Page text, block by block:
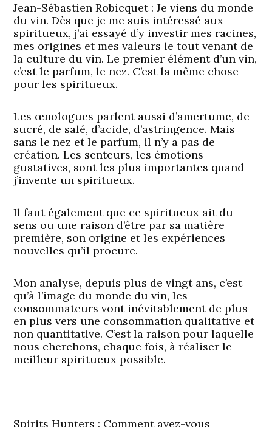
Jean-Sébastien Robicquet : Je viens du monde
du vin. Dès que je me suis intéressé aux
spiritueux, j’ai essayé d’y investir mes racines,
mes origines et mes valeurs le tout venant de
la culture du vin. Le premier élément d’un vin,
c’est le parfum, le nez. C’est la même chose
pour les spiritueux.
Les œnologues parlent aussi d’amertume, de
sucré, de salé, d’acide, d’astringence. Mais
sans le nez et le parfum, il n’y a pas de
création. Les senteurs, les émotions
gustatives, sont les plus importantes quand
j’invente un spiritueux.
Il faut également que ce spiritueux ait du
sens ou une raison d’être par sa matière
première, son origine et les expériences
nouvelles qu’il procure.
Mon analyse, depuis plus de vingt ans, c’est
qu’à l’image du monde du vin, les
consommateurs vont inévitablement de plus
en plus vers une consommation qualitative et
non quantitative. C’est la raison pour laquelle
nous cherchons, chaque fois, à réaliser le
meilleur spiritueux possible.
Spirits Hunters : Comment avez-vous